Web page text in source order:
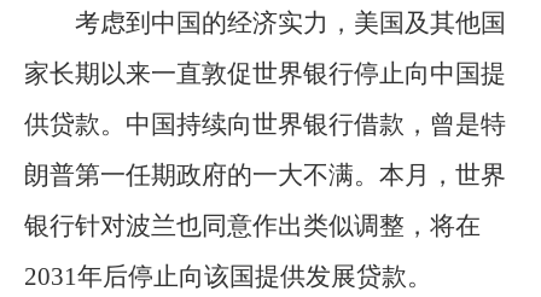
考虑到中国的经济实力，美国及其他国
家长期以来一直敦促世界银行停止向中国提
供贷款。中国持续向世界银行借款，曾是特
朗普第一任期政府的一大不满。本月，世界
银行针对波兰也同意作出类似调整，将在
2031年后停止向该国提供发展贷款。